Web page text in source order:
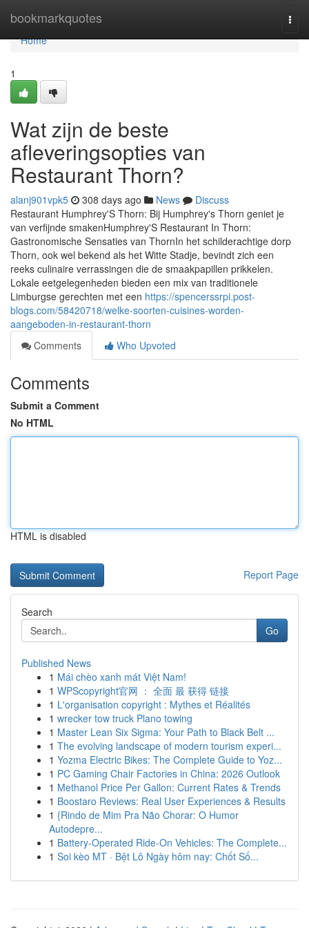
bookmarkquotes
Home
Home
1
Wat zijn de beste
afleveringsopties van
Restaurant Thorn?
alanj901vpk5 308 days ago News
Discuss
Restaurant Humphrey'S Thorn: Bij Humphrey's Thorn geniet je
van verfijnde smakenHumphrey'S Restaurant In Thorn:
Gastronomische Sensaties van ThornIn het schilderachtige dorp
Thorn, ook wel bekend als het Witte Stadje, bevindt zich een
reeks culinaire verrassingen die de smaakpapillen prikkelen.
Lokale eetgelegenheden bieden een mix van traditionele
Limburgse gerechten met een https://spencerssrpi.post-
blogs.com/58420718/welke-soorten-cuisines-worden-
aangeboden-in-restaurant-thorn
Comments
Who Upvoted
Comments
Submit a Comment
No HTML
HTML is disabled
Report Page
Search
Go
Published News
1 Mái chèo xanh mát Việt Nam!
1 WPScopyright官网 ： 全面 最 获得 链接
1 L'organisation copyright : Mythes et Réalités
1 wrecker tow truck Plano towing
1 Master Lean Six Sigma: Your Path to Black Belt ...
1 The evolving landscape of modern tourism experi...
1 Yozma Electric Bikes: The Complete Guide to Yoz...
1 PC Gaming Chair Factories in China: 2026 Outlook
1 Methanol Price Per Gallon: Current Rates & Trends
1 Boostaro Reviews: Real User Experiences & Results
1 {Rindo de Mim Pra Não Chorar: O Humor
Autodepre...
1 Battery-Operated Ride-On Vehicles: The Complete...
1 Soi kèo MT · Bệt Lô Ngày hôm nay: Chốt Số...